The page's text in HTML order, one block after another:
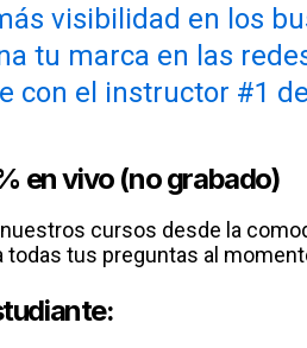
visibilidad en los
tu marca en las
con el instructor #1
en vivo (no grabado)
cursos desde la
todas tus preguntas al